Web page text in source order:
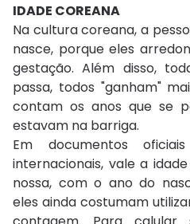
IDADE COREANA
Na cultura coreana, a
nasce, porque eles
gestação. Além disso,
passa, todos "ganham"
contam os anos que se
estavam na barriga.
Em documentos
internacionais, vale a
nossa, com o ano do
eles ainda costumam